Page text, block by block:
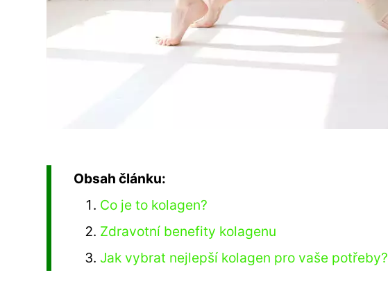
Obsah článku:
Co je to kolagen?
Zdravotní benefity kolagenu
Jak vybrat nejlepší kolagen pro vaše potřeby?